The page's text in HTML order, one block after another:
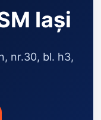
Iași
nr.30, bl. h3,